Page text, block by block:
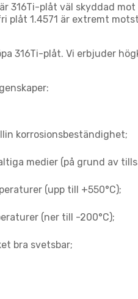
316Ti-plåt väl skyddad
plåt 1.4571 är extremt
316Ti-plåt. Vi erbjuder
korrosionsbeständighet;
medier (på grund av
(upp till +550°C);
(ner till -200°C);
bra svetsbar;